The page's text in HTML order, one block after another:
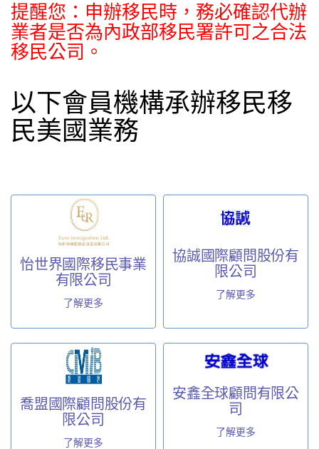
提醒您：申辦移民時，務必確認代辦
業者是否為內政部移民署許可之合法
移民公司。
以下會員機構承辦移民移
民美國業務
怡世界國際移民事業
有限公司
了解更多
協誠國際顧問股份有
限公司
了解更多
喬盟國際顧問股份有
限公司
了解更多
安鑫全球顧問有限公
司
了解更多